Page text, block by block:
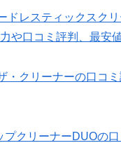
ドレスティックスク
や口コミ評判、最安
・クリーナーの口コ
プクリーナーDUOの